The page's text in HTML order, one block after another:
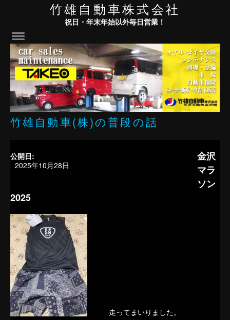
竹雄自動車株式会社
祝日・年末年始以外毎日営業！
竹雄自動車(株)の普段の話
公開日:
2025年10月28日
金沢
マラ
ソン
2025
走ってまいりました。